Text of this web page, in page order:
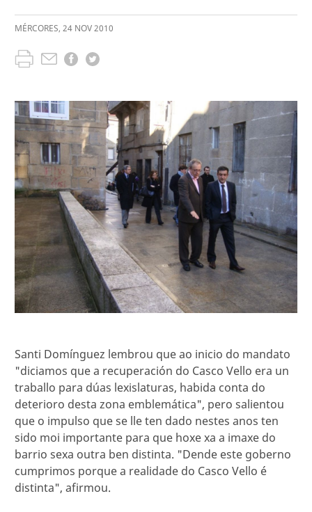
MÉRCORES, 24 NOV2010
Santi Domínguez lembrou que ao inicio do mandato
"diciamos que a recuperación do Casco Vello era un
traballo para dúas lexislaturas, habida conta do
deterioro desta zona emblemática", pero salientou
que o impulso que se lle ten dado nestes anos ten
sido moi importante para que hoxe xa a imaxe do
barrio sexa outra ben distinta. "Dende este goberno
cumprimos porque a realidade do Casco Vello é
distinta", afirmou.